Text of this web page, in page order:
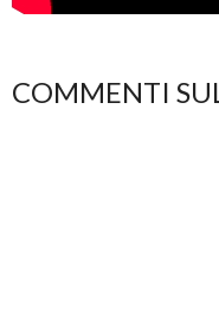
COMMENTI